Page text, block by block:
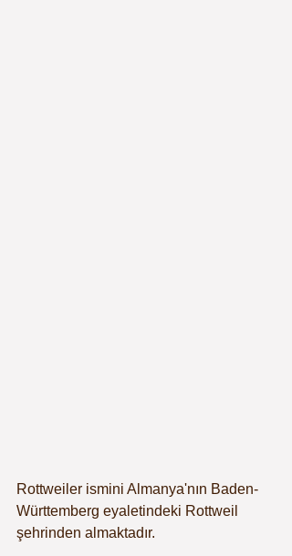
Rottweiler ismini Almanya'nın Baden-
Württemberg eyaletindeki Rottweil
şehrinden almaktadır.